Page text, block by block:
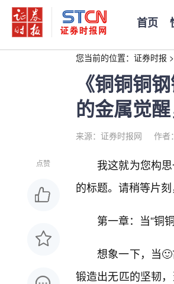
首页
您当前的位置： 证券时报 >
《铜铜铜
的金属觉
来源：证券时报网 作者
点赞
我这就为您构
的标题。请稍等片刻
第一章：当“铜
想象一下，当
锻造出无匹的坚韧